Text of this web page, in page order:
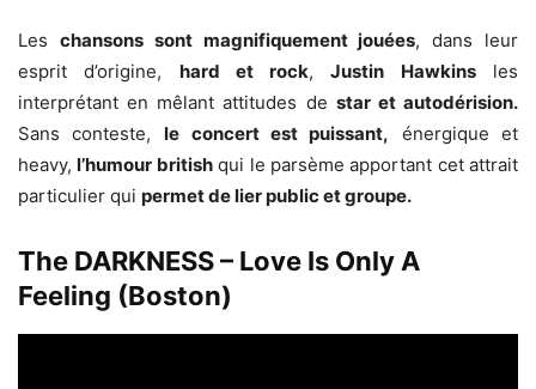
Les chansons sont magnifiquement jouées, dans leur
esprit d’origine, hard et rock,Justin Hawkinsles
interprétant en mêlant attitudes de star et autodérision.
Sans conteste, le concert est puissant, énergique et
heavy,l’humour britishqui le parsème apportant cet attrait
particulier qui permet de lier public et groupe.
The DARKNESS – Love Is Only A
Feeling (Boston)